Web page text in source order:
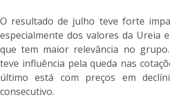
O resultado de julho teve forte
especialmente dos valores da Ureia
que tem maior relevância no
teve influência pela queda nas
último está com preços em
consecutivo.